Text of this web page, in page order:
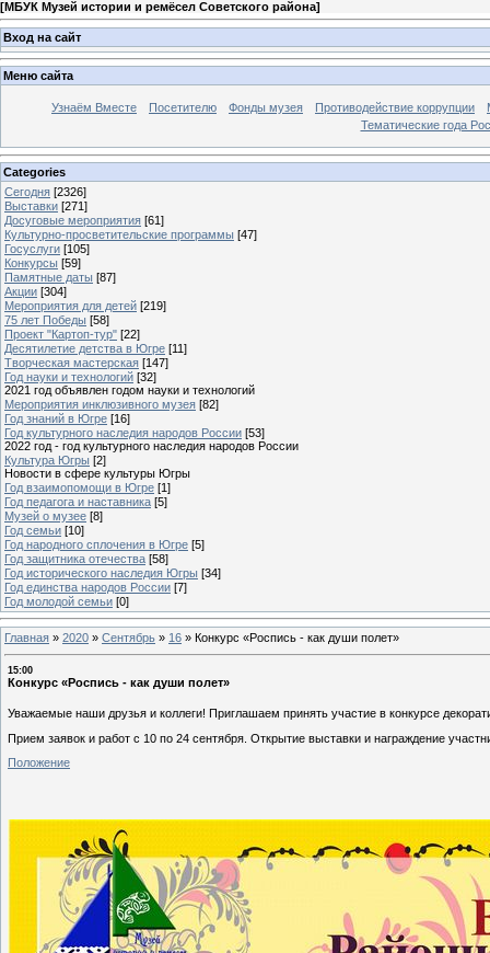
[МБУК Музей истории и ремёсел Советского района]
Вход на сайт
Меню сайта
Узнаём Вместе Посетителю Фонды музея Противодействие коррупции
Тематические года
Categories
Сегодня [2326]
Выставки [271]
Досуговые мероприятия [61]
Культурно-просветительские программы [47]
Госуслуги [105]
Конкурсы [59]
Памятные даты [87]
Акции [304]
Мероприятия для детей [219]
75 лет Победы [58]
Проект "Картоп-тур" [22]
Десятилетие детства в Югре [11]
Творческая мастерская [147]
Год науки и технологий [32]
2021 год объявлен годом науки и технологий
Мероприятия инклюзивного музея [82]
Год знаний в Югре [16]
Год культурного наследия народов России [53]
2022 год - год культурного наследия народов России
Культура Югры [2]
Новости в сфере культуры Югры
Год взаимопомощи в Югре [1]
Год педагога и наставника [5]
Музей о музее [8]
Год семьи [10]
Год народного сплочения в Югре [5]
Год защитника отечества [58]
Год исторического наследия Югры [34]
Год единства народов России [7]
Год молодой семьи [0]
Главная » 2020 » Сентябрь » 16 » Конкурс «Роспись - как души полет»
15:00
Конкурс «Роспись - как души полет»
Уважаемые наши друзья и коллеги! Приглашаем принять участие в конкурсе
Прием заявок и работ с 10 по 24 сентября. Открытие выставки и награждение
Положение